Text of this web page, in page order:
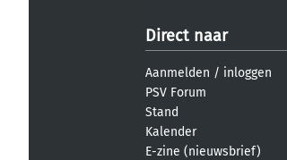
Direct naar
Aanmelden / inloggen
PSV Forum
Stand
Kalender
E-zine (nieuwsbrief)